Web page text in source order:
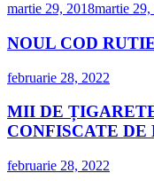
martie 29, 2018martie 29,
NOUL COD
februarie 28, 2022
MII DE
CONFISCATE
februarie 28, 2022